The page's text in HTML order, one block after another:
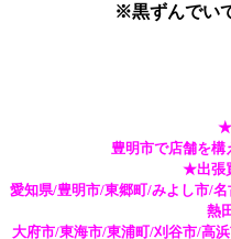
※黒ずんでい
★
豊明市で店舗を構
★出張
愛知県/豊明市/東郷町/みよし市/
熱
大府市/東海市/東浦町/刈谷市/高